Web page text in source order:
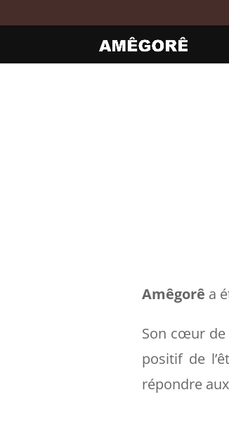
Amêgorê a
Son cœur
positif de
répondre